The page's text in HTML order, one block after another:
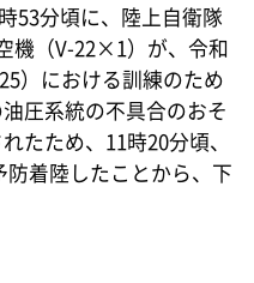
53分頃に、陸上自衛隊
機（V-22×1）が、令和
）における訓練のため
圧系統の不具合のおそ
たため、11時20分頃、
着陸したことから、下